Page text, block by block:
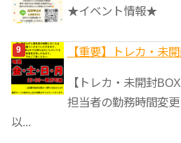
★イベント情報★
【重要】トレカ・未
【トレカ・未開封
担当者の勤務時間変
以...